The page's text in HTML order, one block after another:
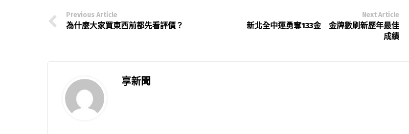
Previous Article
為什麼大家買東西前都先看評價？
Next Article
新北全中運勇奪133金 金牌數刷新歷年最佳
成績
享新聞